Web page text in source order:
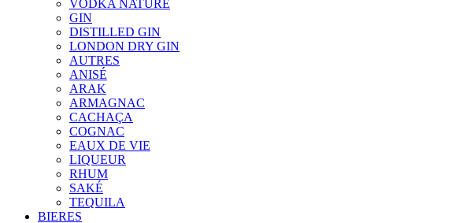
VODKA NATURE
GIN
DISTILLED GIN
LONDON DRY GIN
AUTRES
ANISÉ
ARAK
ARMAGNAC
CACHAÇA
COGNAC
EAUX DE VIE
LIQUEUR
RHUM
SAKÉ
TEQUILA
BIERES